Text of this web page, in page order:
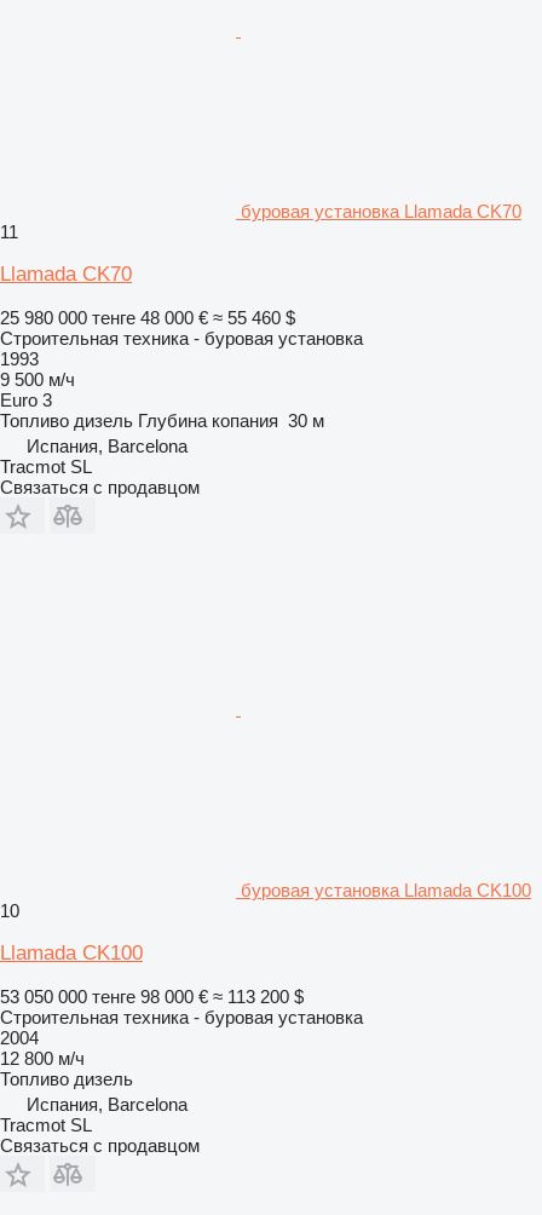
буровая установка Llamada CK70
11
Llamada CK70
25 980 000 тенге 48 000 € ≈ 55 460 $
Строительная техника - буровая установка
1993
9 500 м/ч
Euro 3
Топливо дизель Глубина копания 30 м
Испания, Barcelona
Tracmot SL
Связаться с продавцом
буровая установка Llamada CK100
10
Llamada CK100
53 050 000 тенге 98 000 € ≈ 113 200 $
Строительная техника - буровая установка
2004
12 800 м/ч
Топливо дизель
Испания, Barcelona
Tracmot SL
Связаться с продавцом